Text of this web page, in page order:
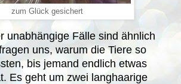
zum Glück gesichert
unabhängige Fälle sind ähnlich
uns, warum die Tiere so
bis jemand endlich etwas
Es geht um zwei langhaarige